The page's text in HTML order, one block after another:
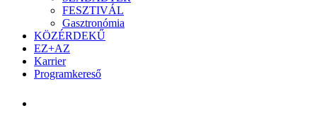
FESZTIVÁL
Gasztronómia
KÖZÉRDEKŰ
EZ+AZ
Karrier
Programkereső